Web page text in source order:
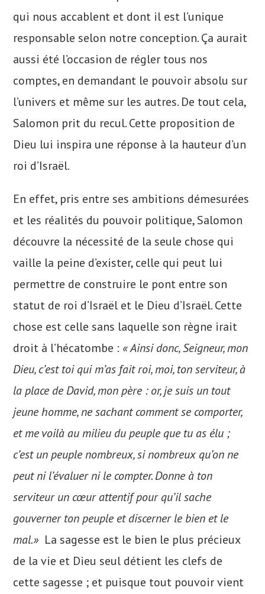
qui nous accablent et dont il est l’unique
responsable selon notre conception. Ça aurait
aussi été l’occasion de régler tous nos
comptes, en demandant le pouvoir absolu sur
l’univers et même sur les autres. De tout cela,
Salomon prit du recul. Cette proposition de
Dieu lui inspira une réponse à la hauteur d’un
roi d’Israël.
En effet, pris entre ses ambitions démesurées
et les réalités du pouvoir politique, Salomon
découvre la nécessité de la seule chose qui
vaille la peine d’exister, celle qui peut lui
permettre de construire le pont entre son
statut de roi d’Israël et le Dieu d’Israël. Cette
chose est celle sans laquelle son règne irait
droit à l’hécatombe : « Ainsi donc, Seigneur, mon
Dieu, c’est toi qui m’as fait roi, moi, ton serviteur, à
la place de David, mon père : or, je suis un tout
jeune homme, ne sachant comment se comporter,
et me voilà au milieu du peuple que tu as élu ;
c’est un peuple nombreux, si nombreux qu’on ne
peut ni l’évaluer ni le compter. Donne à ton
serviteur un cœur attentif pour qu’il sache
gouverner ton peuple et discerner le bien et le
mal.» La sagesse est le bien le plus précieux
de la vie et Dieu seul détient les clefs de
cette sagesse ; et puisque tout pouvoir vient